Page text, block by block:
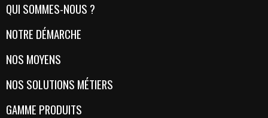
QUI SOMMES-NOUS ?
NOTRE DÉMARCHE
NOS MOYENS
NOS SOLUTIONS MÉTIERS
GAMME PRODUITS